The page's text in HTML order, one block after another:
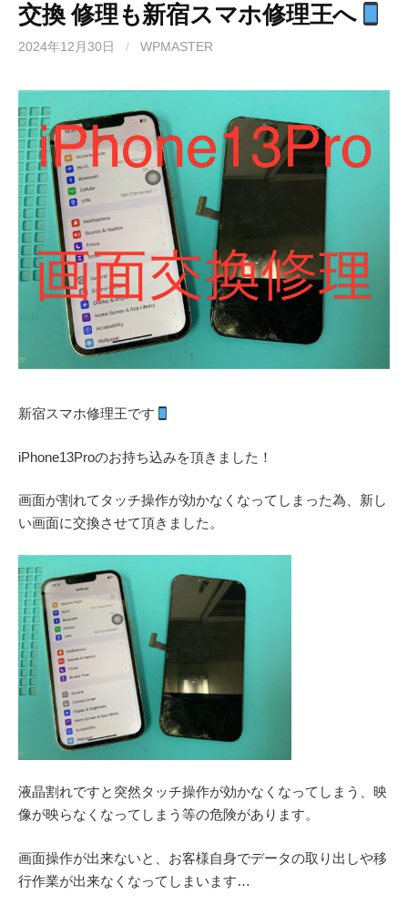
交換 修理も新宿スマホ修理王へ
2024年12月30日 / WPMASTER
新宿スマホ修理王です
iPhone13Proのお持ち込みを頂きました！
画面が割れてタッチ操作が効かなくなってしまった為、新し
い画面に交換させて頂きました。
液晶割れですと突然タッチ操作が効かなくなってしまう、映
像が映らなくなってしまう等の危険があります。
画面操作が出来ないと、お客様自身でデータの取り出しや移
行作業が出来なくなってしまいます…